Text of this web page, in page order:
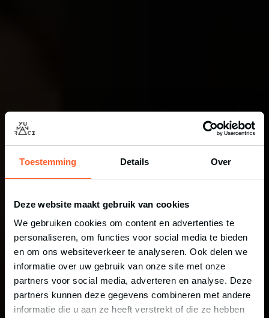
Toestemming Details Over
Deze website maakt gebruik van cookies
We gebruiken cookies om content en advertenties te
personaliseren, om functies voor social media te bieden
en om ons websiteverkeer te analyseren. Ook delen we
informatie over uw gebruik van onze site met onze
partners voor social media, adverteren en analyse. Deze
partners kunnen deze gegevens combineren met andere
informatie die u aan ze heeft verstrekt of die ze hebben
275+ gingen je voor
YU MAN RACE
NEXT LEVEL SPORT
EVENTS